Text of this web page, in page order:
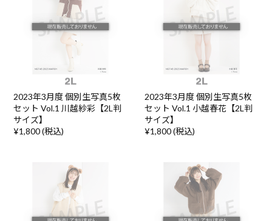
2023年3月度 個別生写真5枚
セット Vol.1 川越紗彩【2L判
サイズ】
¥1,800 (税込)
2023年3月度 個別生写真5枚
セット Vol.1 小越春花【2L判
サイズ】
¥1,800 (税込)